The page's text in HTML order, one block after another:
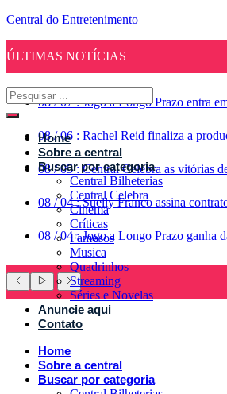
Central do Entretenimento
ÚLTIMAS NOTÍCIAS
08 / 07 : Jogo a Longo Prazo entra
08 / 06 : Rachel Reid finaliza a
08 / 05 : Central Celebra as vitórias
08 / 04 : Suelly Franco assina
08 / 04 : Jogo a Longo Prazo ganha
Home
Sobre a central
Buscar por categoria
Central Bilheterias
Central Celebra
Cinema
Críticas
Famosos
Musica
Quadrinhos
Streaming
Séries e Novelas
Anuncie aqui
Contato
Home
Sobre a central
Buscar por categoria